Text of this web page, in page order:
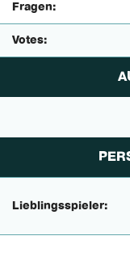
Fragen:
Votes:
Lieblingsspieler: